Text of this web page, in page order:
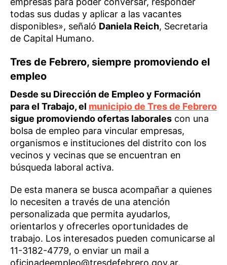
todas sus dudas y aplicar a las vacantes
disponibles», señaló Daniela Reich, Secretaria
de Capital Humano.
Tres de Febrero, siempre promoviendo el
empleo
Desde su Dirección de Empleo y Formación
para el Trabajo, el municipio de Tres de Febrero
sigue promoviendo ofertas laborales con una
bolsa de empleo para vincular empresas,
organismos e instituciones del distrito con los
vecinos y vecinas que se encuentran en
búsqueda laboral activa.
De esta manera se busca acompañar a quienes
lo necesiten a través de una atención
personalizada que permita ayudarlos,
orientarlos y ofrecerles oportunidades de
trabajo. Los interesados pueden comunicarse al
11-3182-4779, o enviar un mail a
oficinadeempleo@tresdefebrero.gov.ar.